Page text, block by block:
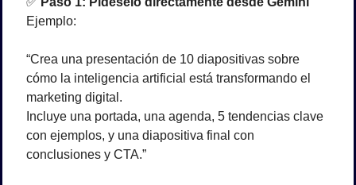
Ejemplo:
“Crea una presentación de 10 diapositivas sobre
cómo la inteligencia artificial está transformando el
marketing digital.
Incluye una portada, una agenda, 5 tendencias clave
con ejemplos, y una diapositiva final con
conclusiones y CTA.”